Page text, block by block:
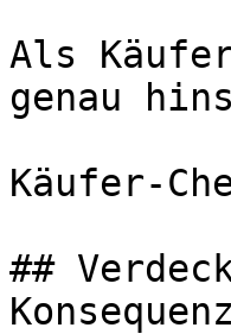
Als
genau
Käufer-
##